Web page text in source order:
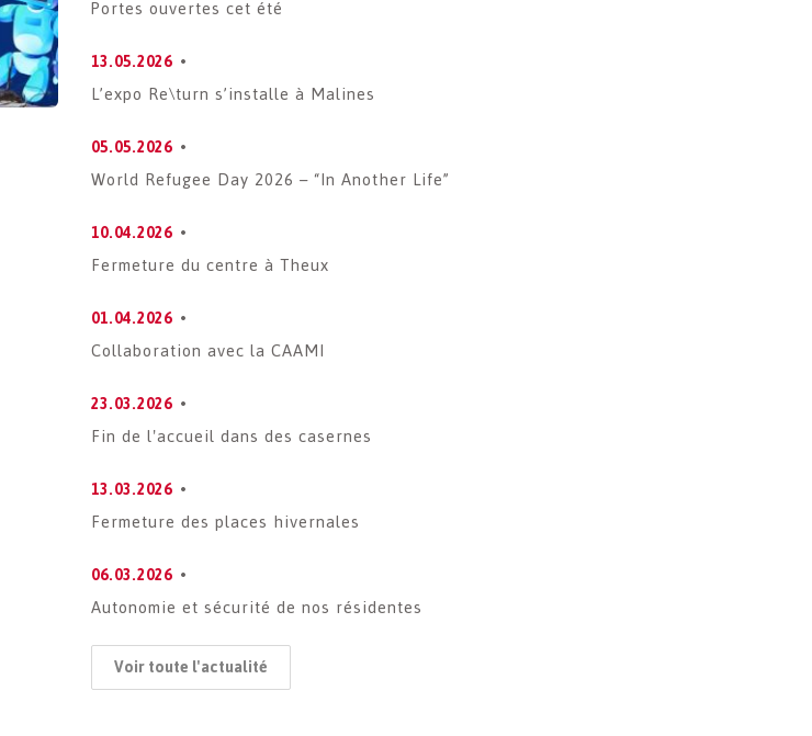
Portes ouvertes cet été
13.05.2026
L’expo Re\turn s’installe à Malines
05.05.2026
World Refugee Day 2026 – “In Another Life”
10.04.2026
Fermeture du centre à Theux
01.04.2026
Collaboration avec la CAAMI
23.03.2026
Fin de l'accueil dans des casernes
13.03.2026
Fermeture des places hivernales
06.03.2026
Autonomie et sécurité de nos résidentes
Voir toute l'actualité